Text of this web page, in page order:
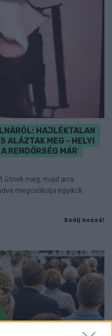
HAJLÉKTALAN
ALÁZTAK MEG - HELYI
RENDŐRSÉG MÁR
meg, majd arra
megcsókolja egyikük
Szólj hozzá!